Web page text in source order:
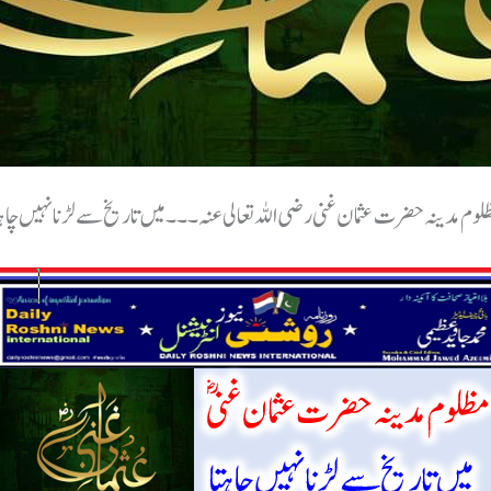
مدینہ حضرت عثمان غنی رضی اللہ تعالی عنہ ۔۔۔میں تاریخ سے لڑنا نہیں